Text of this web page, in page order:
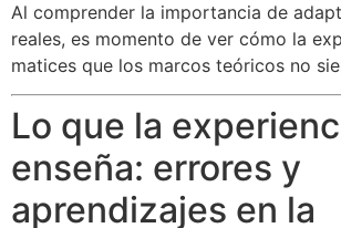
Al comprender la importancia de
reales, es momento de ver cómo la
matices que los marcos teóricos no
Lo que la
enseña: errores y
aprendizajes en la